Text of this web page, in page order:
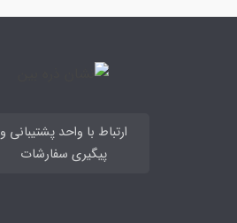
ارتباط با واحد پشتیبانی و
پیگیری سفارشات